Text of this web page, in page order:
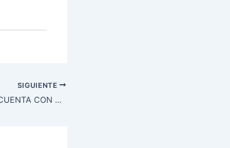
SIGUIENTE
ESPACIO AÉREO CUENTA CON NUEVOS DEFENSORES DEL AIRE